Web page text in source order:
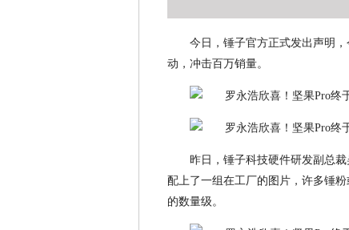
今日，锤子官方正式发出声明
动，冲击百万销量。
昨日，锤子科技硬件研发副总
配上了一组在工厂的图片，许多锤
的数量级。